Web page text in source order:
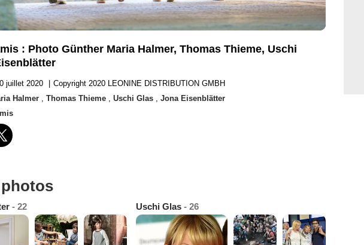
: Photo Günther Maria Halmer, Thomas Thieme, Uschi
juillet 2020
Copyright 2020 LEONINE DISTRIBUTION GMBH
Halmer , Thomas Thieme , Uschi Glas , Jona Eisenblätter
- 22 Uschi Glas - 26